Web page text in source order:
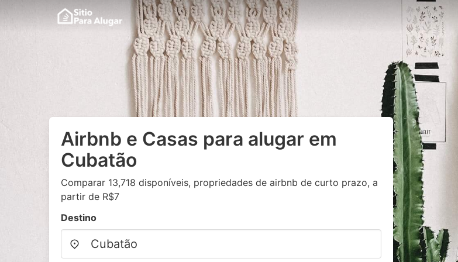
Airbnb e Casas para alugar em
Cubatão
Comparar 13,718 disponíveis, propriedades de airbnb de curto prazo, a
partir de R$7
Destino